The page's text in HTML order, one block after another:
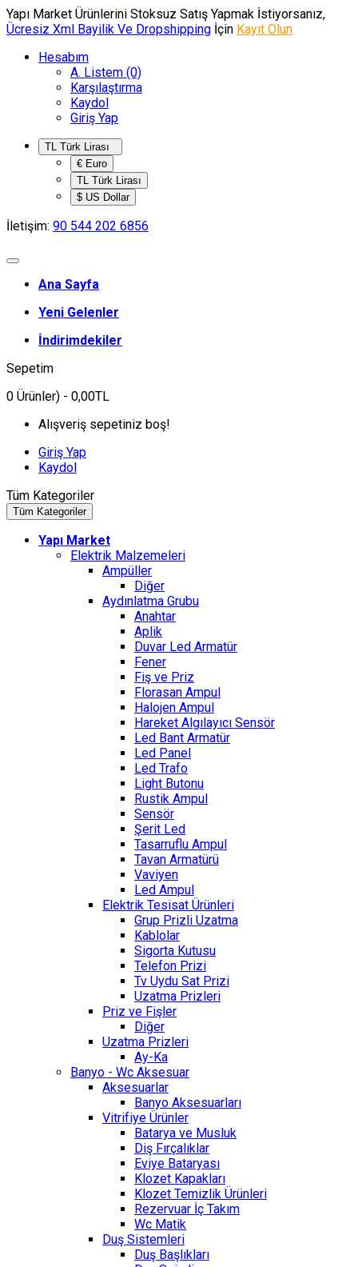
Yapı Market Ürünlerini Stoksuz Satış Yapmak İstiyorsanız,
Ücresiz Xml Bayilik Ve Dropshipping İçin Kayıt Olun
Hesabım
A. Listem (0)
Karşılaştırma
Kaydol
Giriş Yap
€ Euro
TL Türk Lirası
$ US Dollar
İletişim: 90 544 202 6856
Ana Sayfa
Yeni Gelenler
İndirimdekiler
Sepetim
0 Ürünler) - 0,00TL
Alışveriş sepetiniz boş!
Giriş Yap
Kaydol
Tüm Kategoriler
Tüm Kategoriler
Yapı Market
Elektrik Malzemeleri
Ampüller
Diğer
Aydınlatma Grubu
Anahtar
Aplik
Duvar Led Armatür
Fener
Fiş ve Priz
Florasan Ampul
Halojen Ampul
Hareket Algılayıcı Sensör
Led Bant Armatür
Led Panel
Led Trafo
Light Butonu
Rustik Ampul
Sensör
Şerit Led
Tasarruflu Ampul
Tavan Armatürü
Vaviyen
Led Ampul
Elektrik Tesisat Ürünleri
Grup Prizli Uzatma
Kablolar
Sigorta Kutusu
Telefon Prizi
Tv Uydu Sat Prizi
Uzatma Prizleri
Priz ve Fişler
Diğer
Uzatma Prizleri
Ay-Ka
Banyo - Wc Aksesuar
Aksesuarlar
Banyo Aksesuarları
Vitrifiye Ürünler
Batarya ve Musluk
Diş Fırçalıklar
Eviye Bataryası
Klozet Kapakları
Klozet Temizlik Ürünleri
Rezervuar İç Takım
Wc Matik
Duş Sistemleri
Duş Başlıkları